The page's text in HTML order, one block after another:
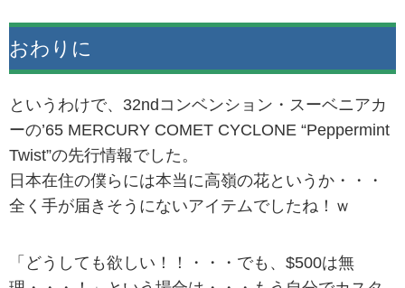
おわりに
というわけで、32ndコンベンション・スーベニアカ
ーの’65 MERCURY COMET CYCLONE “Peppermint
Twist”の先行情報でした。
日本在住の僕らには本当に高嶺の花というか・・・
全く手が届きそうにないアイテムでしたね！ｗ
「どうしても欲しい！！・・・でも、$500は無